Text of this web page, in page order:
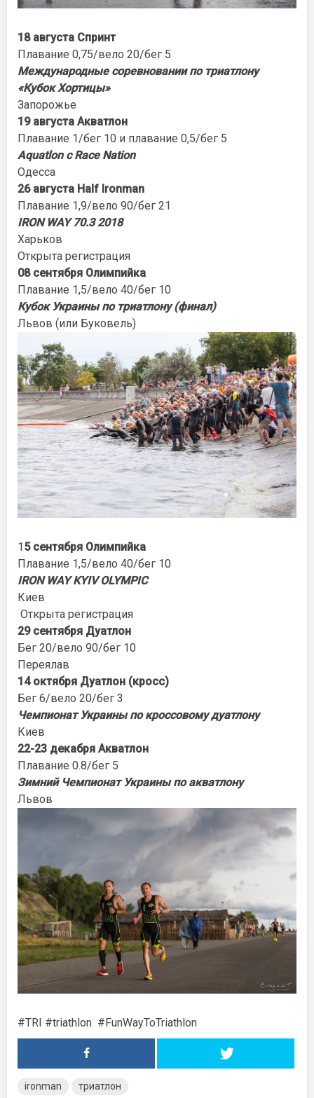
18 августа Спринт
Плавание 0,75/вело 20/бег 5
Международные соревновании по триатлону
«Кубок Хортицы»
Запорожье
19 августа Акватлон
Плавание 1/бег 10 и плавание 0,5/бег 5
Aquatlon с Race Nation
Одесса
26 августа Half Ironman
Плавание 1,9/вело 90/бег 21
IRON WAY 70.3 2018
Харьков
Открыта регистрация
08 сентября Олимпийка
Плавание 1,5/вело 40/бег 10
Кубок Украины по триатлону (финал)
Львов (или Буковель)
1 5сентября Олимпийка
Плавание 1,5/вело 40/бег 10
IRON WAY KYIV OLYMPIC
Киев
Открыта регистрация
29 сентября Дуатлон
Бег 20/вело 90/бег 10
Переялав
14 октября Дуатлон (кросс)
Бег 6/вело 20/бег 3
Чемпионат Украины по кроссовому дуатлону
Киев
22-23 декабря Акватлон
Плавание 0.8/бег 5
Зимний Чемпионат Украины по акватлону
Львов
#TRI #triathlon #FunWayToTriathlon
ironman триатлон